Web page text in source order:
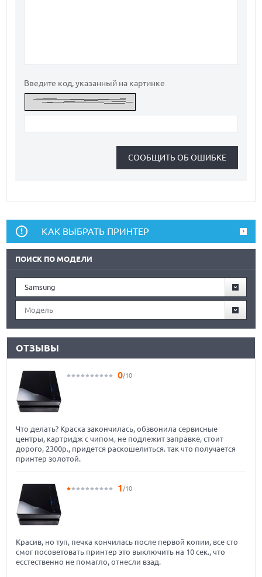
Введите код, указанный на картинке
КАК ВЫБРАТЬ ПРИНТЕР
ПОИСК ПО МОДЕЛИ
Samsung
Модель
ОТЗЫВЫ
0/10
Что делать? Краска закончилась, обзвонила сервисные
центры, картридж с чипом, не подлежит заправке, стоит
дорого, 2300р., придется раскошелиться. так что получается
принтер золотой.
1/10
Красив, но туп, печка кончилась после первой копии, все сто
смог посоветовать принтер это выключить на 10 сек., что
есстественно не помагло, отнесли взад.